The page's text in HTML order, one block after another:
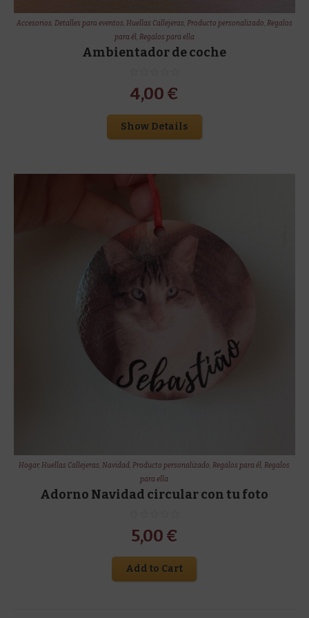
Accesorios, Detalles para eventos, Huellas Callejeras, Producto personalizado, Regalos
para él, Regalos para ella
Ambientador de coche
4,00 €
Show Details
Hogar,Huellas Callejeras,Navidad,Producto personalizado,Regalos para él,Regalos
para ella
Adorno Navidad circular con tu foto
5,00 €
Add to Cart